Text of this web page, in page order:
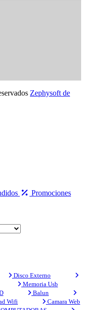
Zephysoft de
Promociones
Disco Externo
Memoria Usb
Balun
Wifi
Camara Web